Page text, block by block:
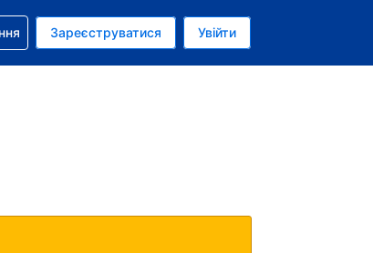
гривня
Зареєструватися Увійти